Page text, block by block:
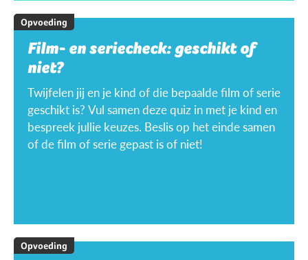
Opvoeding
Film- en seriecheck: geschikt of
niet?
Twijfelen jij en je kind of die bepaalde film of serie
geschikt is? Vul samen deze quiz in met je kind en
bespreek jullie keuzes. Beslis op het einde samen
of de film of serie gepast is of niet!
Opvoeding